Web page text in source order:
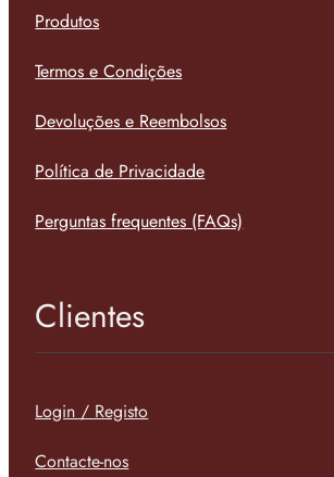
Produtos
Termos e Condições
Devoluções e Reembolsos
Política de Privacidade
Perguntas frequentes (FAQs)
Clientes
Login / Registo
Contacte-nos